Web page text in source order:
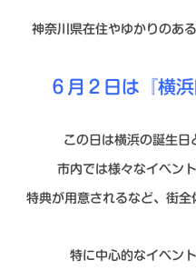
神奈川県在住やゆかりのあ
６月２日は『横
この日は横浜の誕生日
市内では様々なイベン
特典が用意されるなど、街全
特に中心的なイベン